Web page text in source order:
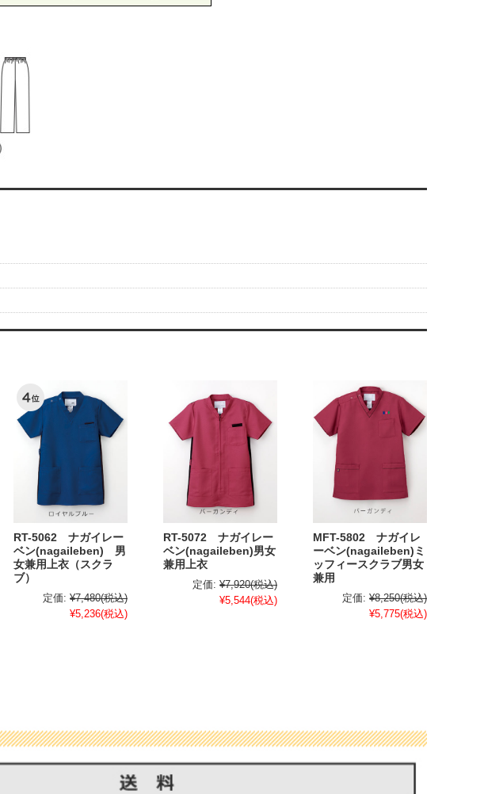
RT-5062 ナガイレー
ベン(nagaileben) 男
女兼用上衣（スクラ
ブ）
定価: ¥7,480(税込)
¥5,236(税込)
RT-5072 ナガイレー
ベン(nagaileben)男女
兼用上衣
定価: ¥7,920(税込)
¥5,544(税込)
MFT-5802 ナガイレ
ーベン(nagaileben)ミ
ッフィースクラブ男女
兼用
定価: ¥8,250(税込)
¥5,775(税込)